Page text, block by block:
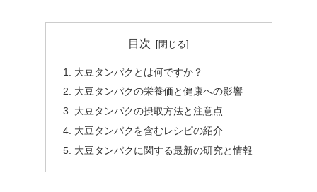
目次
大豆タンパクとは何ですか？
大豆タンパクの栄養価と健康への影響
大豆タンパクの摂取方法と注意点
大豆タンパクを含むレシピの紹介
大豆タンパクに関する最新の研究と情報